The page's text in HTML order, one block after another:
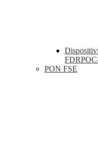
PON FSE